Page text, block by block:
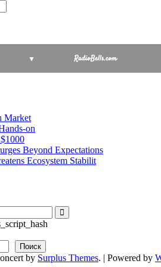
▼
Market
on
Beyond Expectations
Ecosystem Stabilit
Поиск
by Surplus Themes. | Powered by